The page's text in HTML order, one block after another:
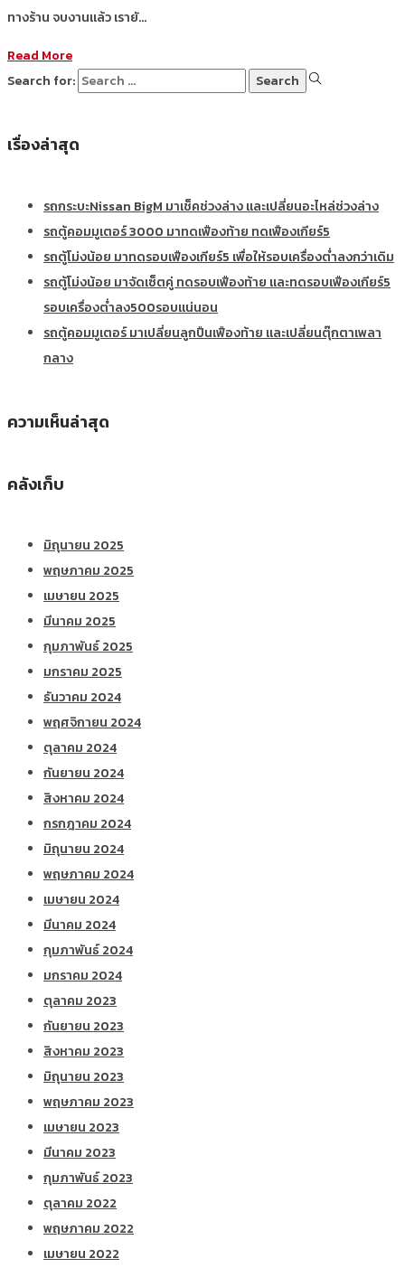
ทางร้าน จบงานแล้ว เรายั…
Read More
Search for:
เรื่องล่าสุด
รถกระบะNissan BigM มาเช็คช่วงล่าง และเปลี่ยนอะไหล่ช่วงล่าง
รถตู้คอมมูเตอร์ 3000 มาทดเฟืองท้าย ทดเฟืองเกียร์5
รถตู้โม่งน้อย มาทดรอบเฟืองเกียร์5 เพื่อให้รอบเครื่องต่ำลงกว่าเดิม
รถตู้โม่งน้อย มาจัดเซ็ตคู่ ทดรอบเฟืองท้าย และทดรอบเฟืองเกียร์5
รอบเครื่องต่ำลง500รอบแน่นอน
รถตู้คอมมูเตอร์ มาเปลี่ยนลูกปืนเฟืองท้าย และเปลี่ยนตุ๊กตาเพลา
กลาง
ความเห็นล่าสุด
คลังเก็บ
มิถุนายน 2025
พฤษภาคม 2025
เมษายน 2025
มีนาคม 2025
กุมภาพันธ์ 2025
มกราคม 2025
ธันวาคม 2024
พฤศจิกายน 2024
ตุลาคม 2024
กันยายน 2024
สิงหาคม 2024
กรกฎาคม 2024
มิถุนายน 2024
พฤษภาคม 2024
เมษายน 2024
มีนาคม 2024
กุมภาพันธ์ 2024
มกราคม 2024
ตุลาคม 2023
กันยายน 2023
สิงหาคม 2023
มิถุนายน 2023
พฤษภาคม 2023
เมษายน 2023
มีนาคม 2023
กุมภาพันธ์ 2023
ตุลาคม 2022
พฤษภาคม 2022
เมษายน 2022